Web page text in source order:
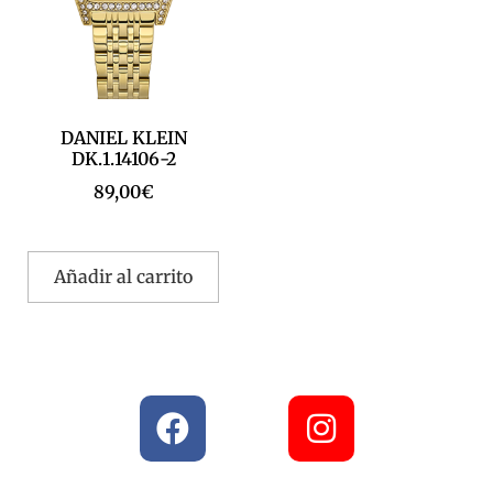
DANIEL KLEIN
DK.1.14106-2
89,00€
Añadir al carrito